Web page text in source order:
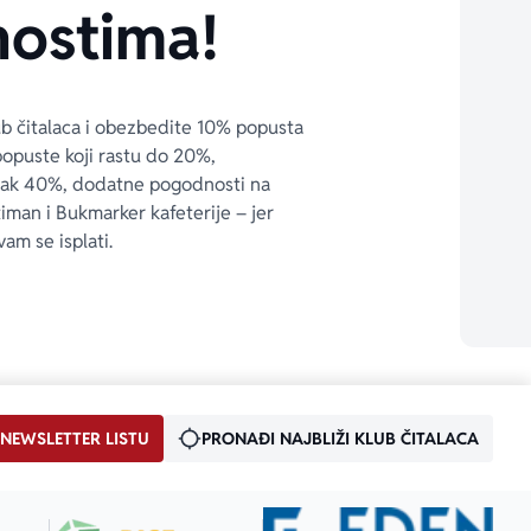
čitalaca i obezbedite 10% popusta
koji rastu do 20%,
40%, dodatne pogodnosti na
i Bukmarker kafeterije – jer
se isplati.
LISTU PRONAĐI NAJBLIŽI KLUB ČITALACA